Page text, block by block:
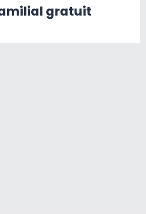
gratuit